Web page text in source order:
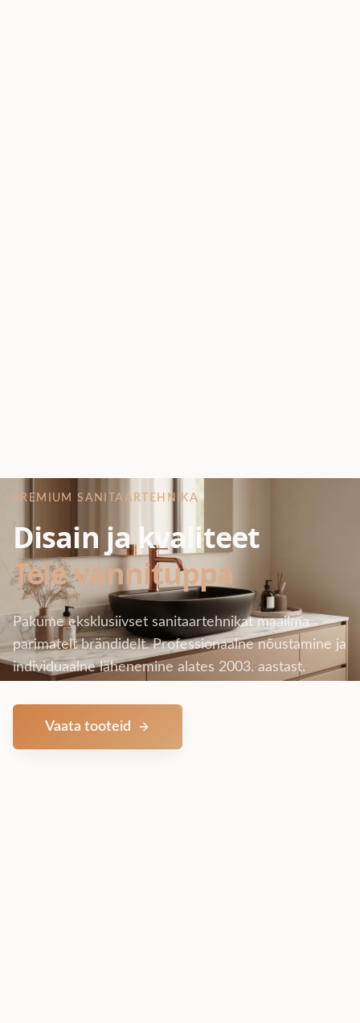
PREMIUM SANITAARTEHNIKA
Disain ja kvaliteet
Teie vannituppa
Pakume eksklusiivset sanitaartehnikat maailma
parimatelt brändidelt. Professionaalne nõustamine ja
individuaalne lähenemine alates 2003. aastast.
Vaata tooteid